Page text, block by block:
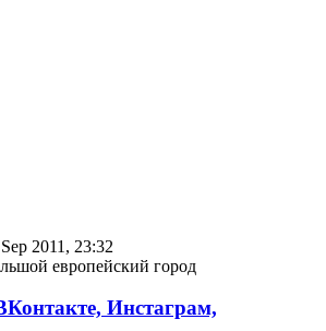
2011, 23:32
европейский город
Инстаграм,